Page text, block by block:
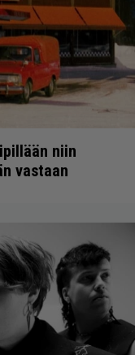
niin
vastaan